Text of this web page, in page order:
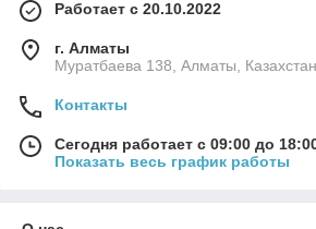
Работает с 20.10.2022
г. Алматы
Муратбаева 138, Алматы, Казахстан
Контакты
Сегодня работает с 09:00 до
Показать весь график работы